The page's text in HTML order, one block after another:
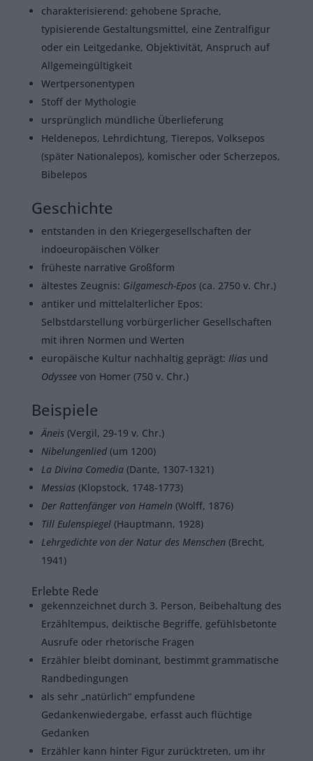
charakterisierend: gehobene Sprache,
typisierende Gestaltungsmittel, eine Zentralfigur
oder ein Leitgedanke, Objektivität, Anspruch auf
Allgemeingültigkeit
Wertpersonentypen
Stoff der Mythologie
ursprünglich mündliche Überlieferung
Heldenepos, Lehrdichtung, Tierepos, Volksepos
(später Nationalepos), komischer oder Scherzepos,
Bibelepos
Geschichte
entstanden in den Kriegergesellschaften der
indoeuropäischen Völker
früheste narrative Großform
ältestes Zeugnis: Gilgamesch-Epos(ca. 2750 v. Chr.)
antiker und mittelalterlicher Epos:
Selbstdarstellung vorbürgerlicher Gesellschaften
mit ihren Normen und Werten
europäische Kultur nachhaltig geprägt: Iliasund
Odysseevon Homer (750 v. Chr.)
Beispiele
Äneis(Vergil, 29-19 v. Chr.)
Nibelungenlied(um 1200)
La Divina Comedia(Dante, 1307-1321)
Messias(Klopstock, 1748-1773)
Der Rattenfänger von Hameln(Wolff, 1876)
Till Eulenspiegel(Hauptmann, 1928)
Lehrgedichte von der Natur des Menschen(Brecht,
1941)
Erlebte Rede
gekennzeichnet durch 3. Person, Beibehaltung des
Erzähltempus, deiktische Begriffe, gefühlsbetonte
Ausrufe oder rhetorische Fragen
Erzähler bleibt dominant, bestimmt grammatische
Randbedingungen
als sehr „natürlich“ empfundene
Gedankenwiedergabe, erfasst auch flüchtige
Gedanken
Erzähler kann hinter Figur zurücktreten, um ihr